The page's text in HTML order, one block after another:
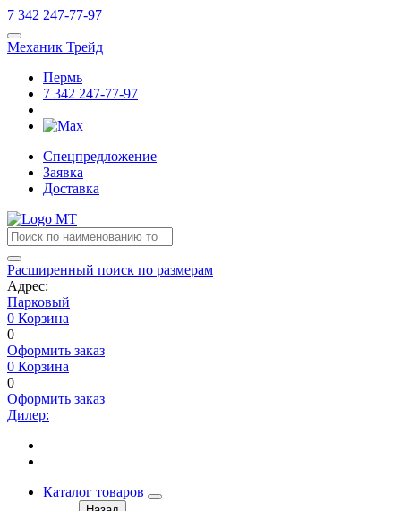
7 342 247-77-97
Механик Трейд
Пермь
7 342 247-77-97
Спецпредложение
Заявка
Доставка
Расширенный поиск по размерам
Адрес:
Парковый
0 Корзина
0
Оформить заказ
0 Корзина
0
Оформить заказ
Дилер:
Каталог товаров